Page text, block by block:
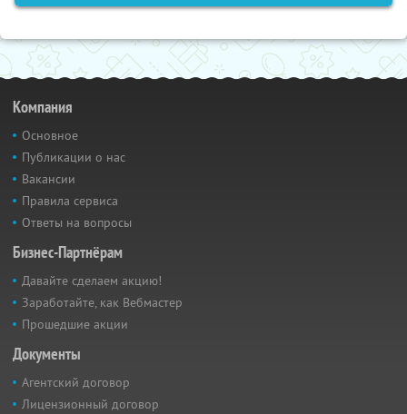
Компания
Основное
Публикации о нас
Вакансии
Правила сервиса
Ответы на вопросы
Бизнес-Партнёрам
Давайте сделаем акцию!
Заработайте, как Вебмастер
Прошедшие акции
Документы
Агентский договор
Лицензионный договор